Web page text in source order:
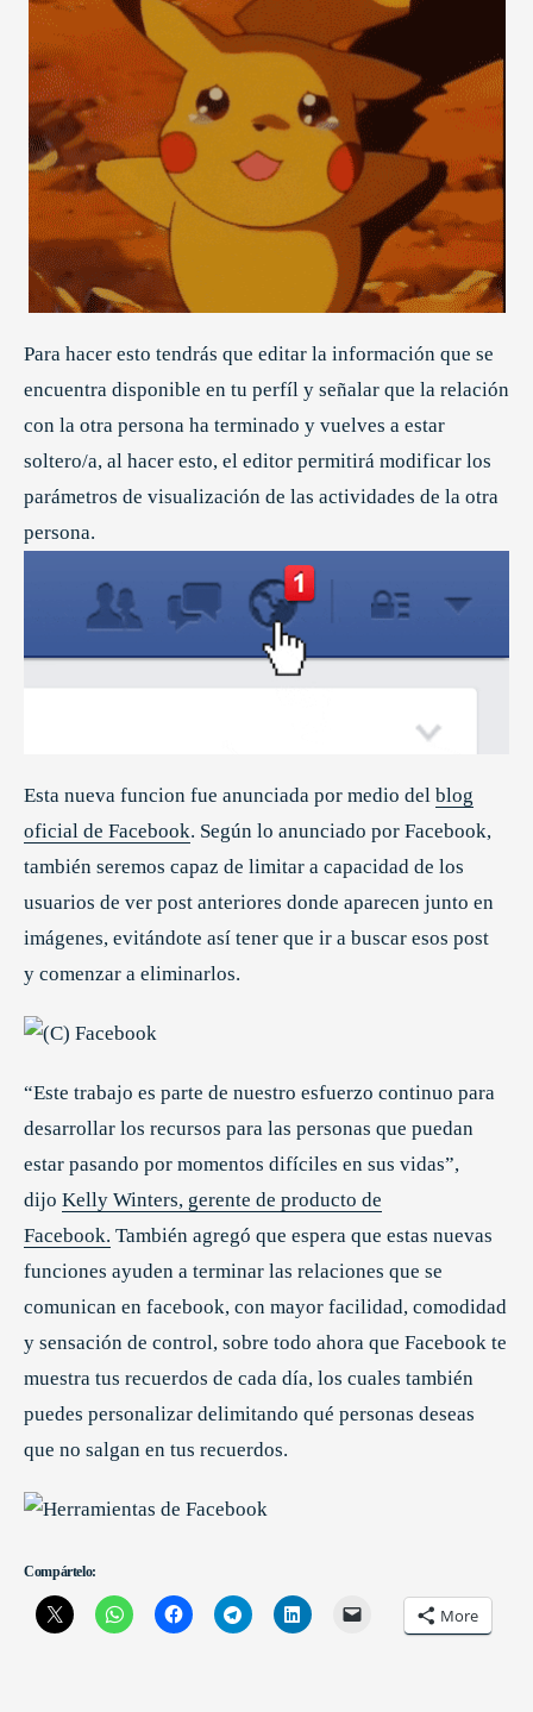
Para hacer esto tendrás que editar la información que se
encuentra disponible en tu perfíl y señalar que la relación
con la otra persona ha terminado y vuelves a estar
soltero/a, al hacer esto, el editor permitirá modificar los
parámetros de visualización de las actividades de la otra
persona.
Esta nueva funcion fue anunciada por medio del blog
oficial de Facebook. Según lo anunciado por Facebook,
también seremos capaz de limitar a capacidad de los
usuarios de ver post anteriores donde aparecen junto en
imágenes, evitándote así tener que ir a buscar esos post
y comenzar a eliminarlos.
“Este trabajo es parte de nuestro esfuerzo continuo para
desarrollar los recursos para las personas que puedan
estar pasando por momentos difíciles en sus vidas”,
dijo Kelly Winters, gerente de producto de
Facebook. También agregó que espera que estas nuevas
funciones ayuden a terminar las relaciones que se
comunican en facebook, con mayor facilidad, comodidad
y sensación de control, sobre todo ahora que Facebook te
muestra tus recuerdos de cada día, los cuales también
puedes personalizar delimitando qué personas deseas
que no salgan en tus recuerdos.
Compártelo:
More